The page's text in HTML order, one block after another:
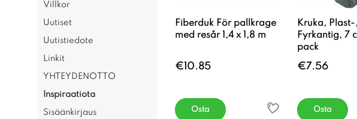
Villkor
Uutiset
Uutistiedote
Linkit
YHTEYDENOTTO
Inspiraatiota
Sisäänkirjaus
Fiberduk För pallkrage
med resår 1,4 x 1,8 m
€10.85
Osta
Kruka, Plast-,
Fyrkantig, 7
pack
€7.56
Osta